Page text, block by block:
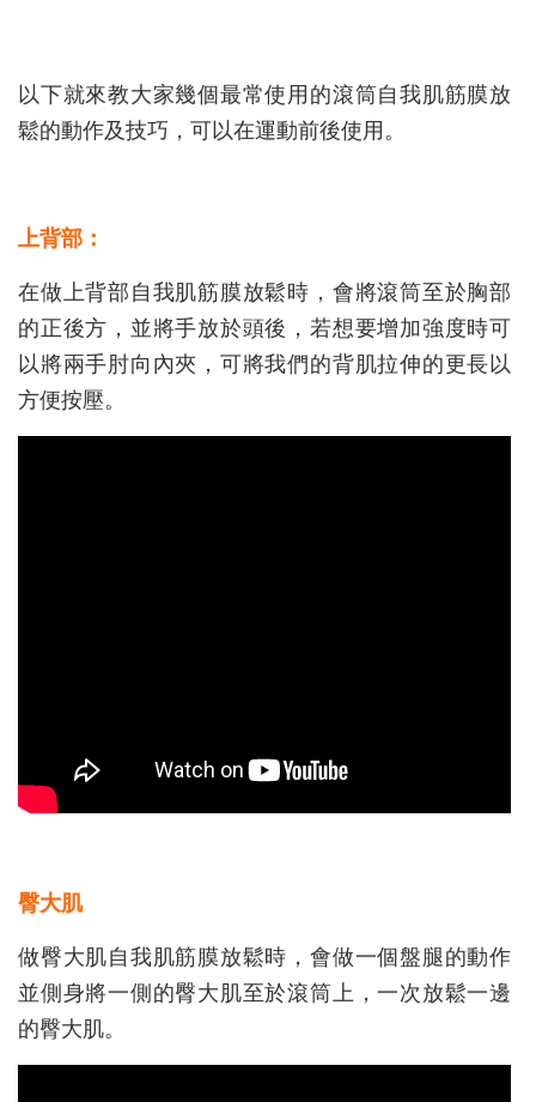
以下就來教大家幾個最常使用的滾筒自我肌筋膜放
鬆的動作及技巧，可以在運動前後使用。
上背部：
在做上背部自我肌筋膜放鬆時，會將滾筒至於胸部
的正後方，並將手放於頭後，若想要增加強度時可
以將兩手肘向內夾，可將我們的背肌拉伸的更長以
方便按壓。
臀大肌
做臀大肌自我肌筋膜放鬆時，會做一個盤腿的動作
並側身將一側的臀大肌至於滾筒上，一次放鬆一邊
的臀大肌。